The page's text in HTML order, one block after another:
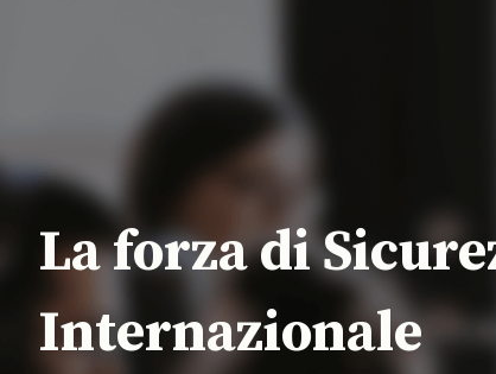
La forza di
Internazionale